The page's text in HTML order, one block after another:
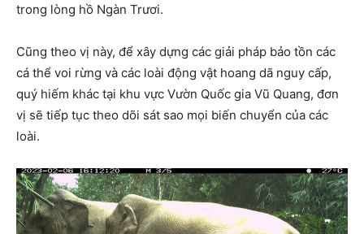
trong lòng hồ Ngàn Trươi.
Cũng theo vị này, để xây dựng các giải pháp bảo tồn các
cá thể voi rừng và các loài động vật hoang dã nguy cấp,
quý hiếm khác tại khu vực Vườn Quốc gia Vũ Quang, đơn
vị sẽ tiếp tục theo dõi sát sao mọi biến chuyển của các
loài.